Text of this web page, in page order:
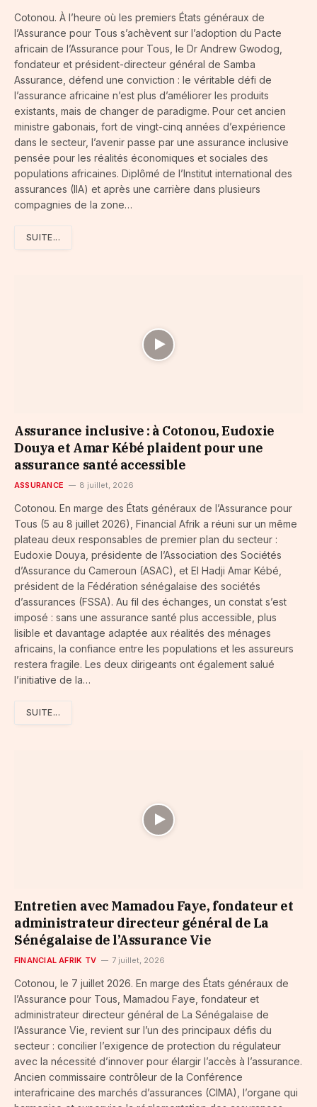
Cotonou. À l’heure où les premiers États généraux de
l’Assurance pour Tous s’achèvent sur l’adoption du Pacte
africain de l’Assurance pour Tous, le Dr Andrew Gwodog,
fondateur et président-directeur général de Samba
Assurance, défend une conviction : le véritable défi de
l’assurance africaine n’est plus d’améliorer les produits
existants, mais de changer de paradigme. Pour cet ancien
ministre gabonais, fort de vingt-cinq années d’expérience
dans le secteur, l’avenir passe par une assurance inclusive
pensée pour les réalités économiques et sociales des
populations africaines. Diplômé de l’Institut international des
assurances (IIA) et après une carrière dans plusieurs
compagnies de la zone…
SUITE...
Assurance inclusive : à Cotonou, Eudoxie
Douya et Amar Kébé plaident pour une
assurance santé accessible
ASSURANCE 8 juillet, 2026
Cotonou. En marge des États généraux de l’Assurance pour
Tous (5 au 8 juillet 2026), Financial Afrik a réuni sur un même
plateau deux responsables de premier plan du secteur :
Eudoxie Douya, présidente de l’Association des Sociétés
d’Assurance du Cameroun (ASAC), et El Hadji Amar Kébé,
président de la Fédération sénégalaise des sociétés
d’assurances (FSSA). Au fil des échanges, un constat s’est
imposé : sans une assurance santé plus accessible, plus
lisible et davantage adaptée aux réalités des ménages
africains, la confiance entre les populations et les assureurs
restera fragile. Les deux dirigeants ont également salué
l’initiative de la…
SUITE...
Entretien avec Mamadou Faye, fondateur et
administrateur directeur général de La
Sénégalaise de l’Assurance Vie
FINANCIAL AFRIK TV 7 juillet, 2026
Cotonou, le 7 juillet 2026. En marge des États généraux de
l’Assurance pour Tous, Mamadou Faye, fondateur et
administrateur directeur général de La Sénégalaise de
l’Assurance Vie, revient sur l’un des principaux défis du
secteur : concilier l’exigence de protection du régulateur
avec la nécessité d’innover pour élargir l’accès à l’assurance.
Ancien commissaire contrôleur de la Conférence
interafricaine des marchés d’assurances (CIMA), l’organe qui